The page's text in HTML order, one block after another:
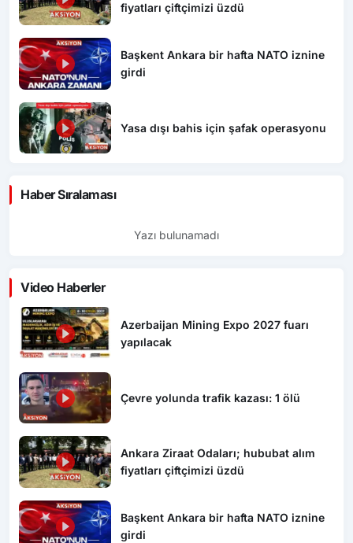
fiyatları çiftçimizi üzdü
Başkent Ankara bir hafta NATO iznine
girdi
Yasa dışı bahis için şafak operasyonu
Haber Sıralaması
Yazı bulunamadı
Video Haberler
Azerbaijan Mining Expo 2027 fuarı
yapılacak
Çevre yolunda trafik kazası: 1 ölü
Ankara Ziraat Odaları; hububat alım
fiyatları çiftçimizi üzdü
Başkent Ankara bir hafta NATO iznine
girdi